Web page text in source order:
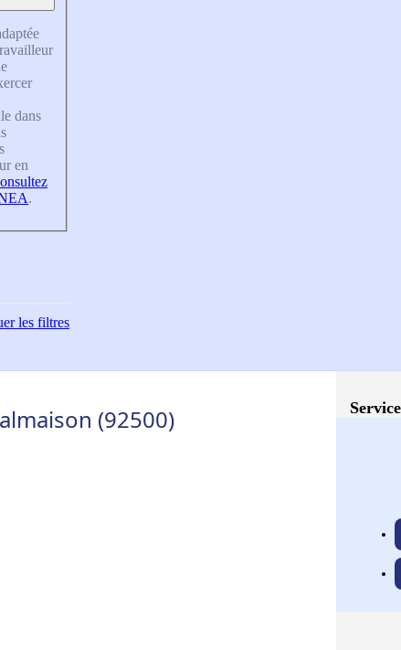
dans
en
.
les filtres
(92500)